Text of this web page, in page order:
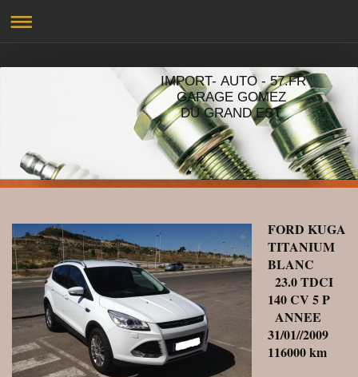
IMPORT- AUTO - 57.FR
GARAGE GOMEZ
DU GRAND EST
FORD KUGA
TITANIUM
BLANC
23.0 TDCI
140 CV 5 P
ANNEE
31/01//2009
116000 km